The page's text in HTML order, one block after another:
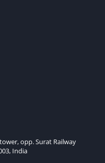
opp. Surat Railway
India